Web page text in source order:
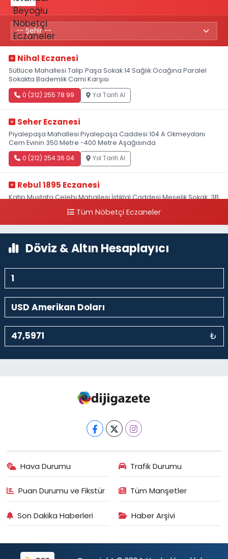
Nihal Eczanesi
Sütlüce Mahallesi Talip Paşa Sokak 14 Sağlık Ocağına Paralel
Sokakta Bademlik Cami Karşısı
0 (212) 255 78 99 Yol Tarifi Al
Seher Eczanesi
Piyalepaşa Mahallesi Piyalepaşa Caddesi 104 A Okmeydanı
Cem Evinin 350 Metre -400 Metre Aşağısında
0 (212) 254 36 04 Yol Tarifi Al
Rebul 1895 Eczanesi
Katip Mustafa Çelebi Mahallesi İstiklal Caddesi Meşelik Sokak, 3B
Tüm Nöbetçi Eczaneler
Döviz & Altın Hesaplayıcı
₺
Hava Durumu Trafik Durumu
Puan Durumu ve Fikstür Tüm Manşetler
Son Dakika Haberleri Haber Arşivi